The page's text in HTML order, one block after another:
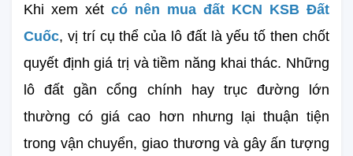
Khi xem xét có nên mua đất KCN KSB Đất
Cuốc, vị trí cụ thể của lô đất là yếu tố then chốt
quyết định giá trị và tiềm năng khai thác. Những
lô đất gần cổng chính hay trục đường lớn
thường có giá cao hơn nhưng lại thuận tiện
trong vận chuyển, giao thương và gây ấn tượng